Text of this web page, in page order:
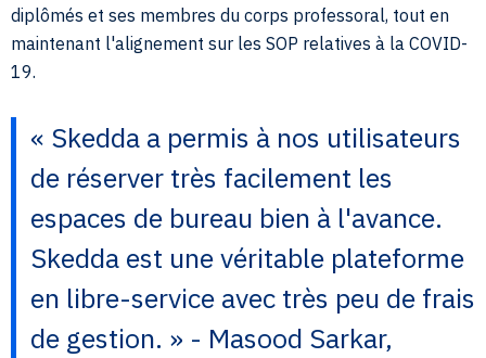
diplômés et ses membres du corps professoral, tout en
maintenant l'alignement sur les SOP relatives à la COVID-
19.
« Skedda a permis à nos utilisateurs
de réserver très facilement les
espaces de bureau bien à l'avance.
Skedda est une véritable plateforme
en libre-service avec très peu de frais
de gestion. » - Masood Sarkar,